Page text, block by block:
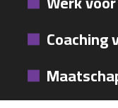
Coaching